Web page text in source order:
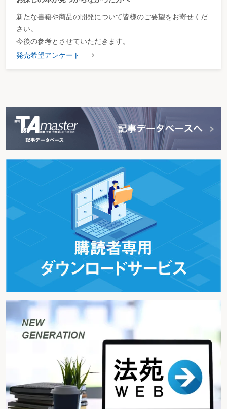
新たな書籍や商品の開発について皆様のご要望をお寄せくだ
さい。
今後の参考とさせていただきます。
発売希望アンケート